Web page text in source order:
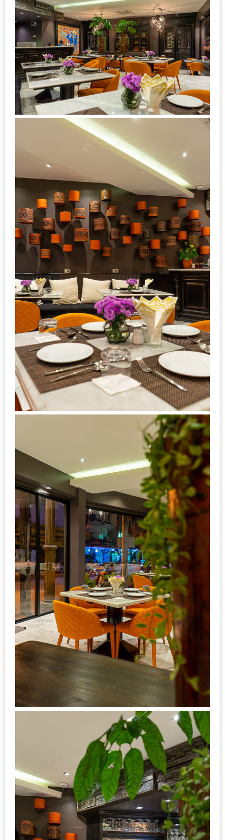
ปี
2557
กิจกรรม
ชิง
รางวัล
กับ
สมาชิก
ENEWS
หิว
ข้าว
อะไร
เอ่ย
อร่อย
ที่สุด?
งาน
แฟร์
เรื่อง
บ้าน
ที่
ทุก
คน
ต้อง
มา
สินค้า
ครบ
จบ
ที่
เดียว
HOMEPRO
FAIR
2017
เชียงใหม่
จัด
เต็ม
กับ
แผนที่
ร้าน
หมู
เชียงใหม่
อิ่ม
ชิ
ไม่
เกิน